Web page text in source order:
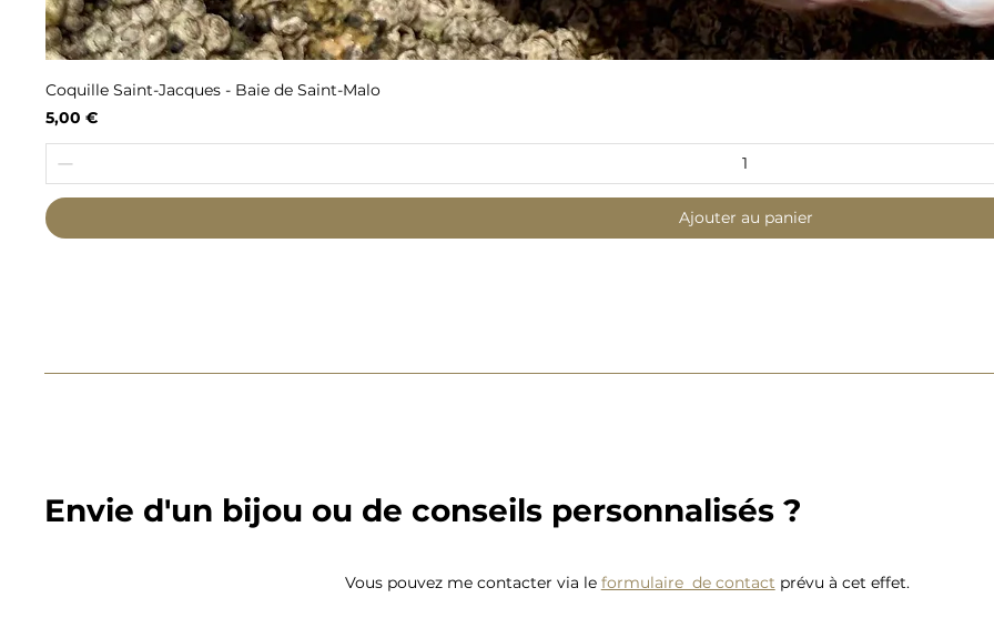
Coquille Saint-Jacques - Baie de Saint-Malo
Prix
5,00 €
Ajouter au panier
Envie d'un bijou ou de conseils personnalisés ?
Vous pouvez me contacter via le formulaire de contact prévu à cet effet.